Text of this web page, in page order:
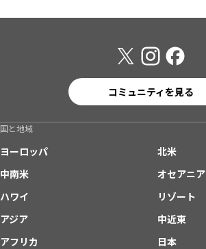
コミュニティを見る
国と地域
ヨーロッパ
北米
中南米
オセアニア
ハワイ
リゾート
アジア
中近東
アフリカ
日本